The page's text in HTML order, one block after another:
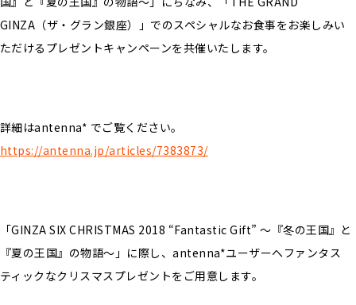
GINZA（ザ・グラン銀座）」でのスペシャルなお食事をお楽しみい
ただけるプレゼントキャンペーンを共催いたします。
詳細はantenna* でご覧ください。
https://antenna.jp/articles/7383873/
「GINZA SIX CHRISTMAS 2018 “Fantastic Gift” 〜『冬の王国』と
『夏の王国』の物語〜」に際し、antenna*ユーザーへファンタス
ティックなクリスマスプレゼントをご用意します。